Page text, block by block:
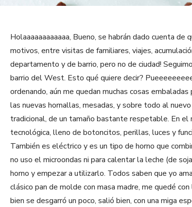
Holaaaaaaaaaaaa, Bueno, se habrán dado cuenta
motivos, entre visitas de familiares, viajes,
departamento y de barrio, pero no de ciudad!
barrio del West. Esto qué quiere decir?
ordenando, aún me quedan muchas cosas
las nuevas hornallas, mesadas, y sobre todo al
tradicional, de un tamaño bastante respetable. En el
tecnológica, lleno de botoncitos, perillas, luces y
También es eléctrico y es un tipo de horno que
no uso el microondas ni para calentar la leche (de
horno y empezar a utilizarlo. Todos saben que yo
clásico pan de molde con masa madre, me quedé
bien se desgarró un poco, salió bien, con una miga